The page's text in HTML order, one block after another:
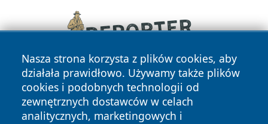
Nasza strona korzysta z plików cookies, aby
działała prawidłowo. Używamy także plików
cookies i podobnych technologii od
zewnętrznych dostawców w celach
analitycznych, marketingowych i